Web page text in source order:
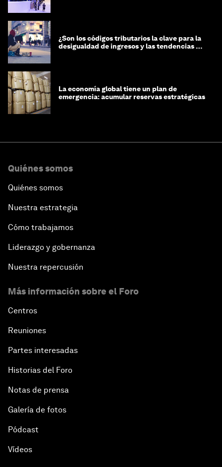
¿Son los códigos tributarios la clave para la
desigualdad de ingresos y las tendencias de
La economía global tiene un plan de
emergencia: acumular reservas estratégicas
Quiénes somos
Quiénes somos
Nuestra estrategia
Cómo trabajamos
Liderazgo y gobernanza
Nuestra repercusión
Más información sobre el Foro
Centros
Reuniones
Partes interesadas
Historias del Foro
Notas de prensa
Galería de fotos
Pódcast
Vídeos